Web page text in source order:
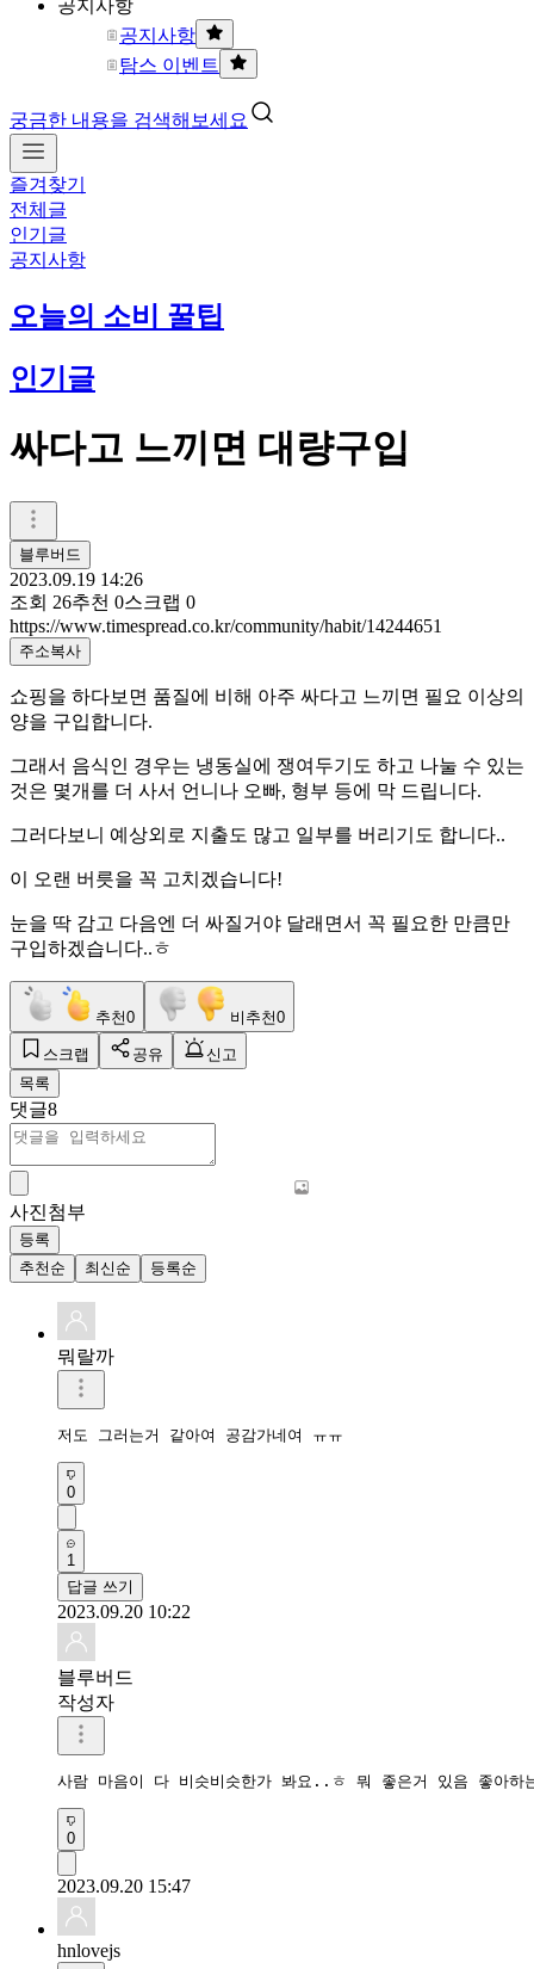
공지사항
공지사항
탐스 이벤트
궁금한 내용을 검색해보세요
즐겨찾기
전체글
인기글
공지사항
오늘의 소비 꿀팁
인기글
싸다고 느끼면 대량구입
블루버드
2023.09.19 14:26
조회 26추천 0스크랩 0
https://www.timespread.co.kr/community/habit/14244651
주소복사
쇼핑을 하다보면 품질에 비해 아주 싸다고 느끼면 필요 이상의
양을 구입합니다.
그래서 음식인 경우는 냉동실에 쟁여두기도 하고 나눌 수 있는
것은 몇개를 더 사서 언니나 오빠, 형부 등에 막 드립니다.
그러다보니 예상외로 지출도 많고 일부를 버리기도 합니다..
이 오랜 버릇을 꼭 고치겠습니다!
눈을 딱 감고 다음엔 더 싸질거야 달래면서 꼭 필요한 만큼만
구입하겠습니다..ㅎ
추천0 비추천0
스크랩 공유
신고
목록
댓글8
사진첨부
등록
추천순
최신순 등록순
뭐랄까
저도 그러는거 같아여 공감가네여 ㅠㅠ
0
1
답글 쓰기
2023.09.20 10:22
블루버드
작성자
사람 마음이 다 비슷비슷한가 봐요..ㅎ 뭐 좋은거 있음 좋아
0
2023.09.20 15:47
hnlovejs